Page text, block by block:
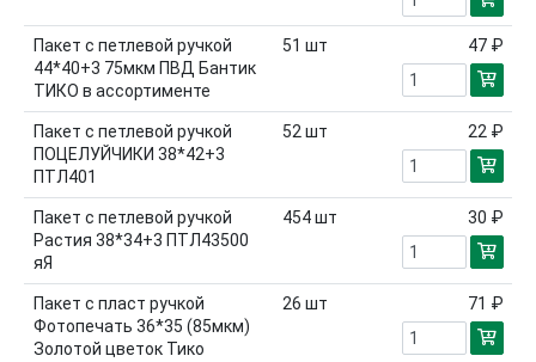
Пакет с петлевой ручкой
44*40+3 75мкм ПВД Бантик
ТИКО в ассортименте
51 шт 47 ₽
Пакет с петлевой ручкой
ПОЦЕЛУЙЧИКИ 38*42+3
ПТЛ401
52 шт 22 ₽
Пакет с петлевой ручкой
Растия 38*34+3 ПТЛ43500
яЯ
454шт 30 ₽
Пакет с пласт ручкой
Фотопечать 36*35 (85мкм)
Золотой цветок Тико
26 шт 71 ₽